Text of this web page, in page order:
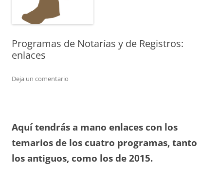
Programas de Notarías y de Registros:
enlaces
Deja un comentario
Aquí tendrás a mano enlaces con los
temarios de los cuatro programas, tanto
los antiguos, como los de 2015.